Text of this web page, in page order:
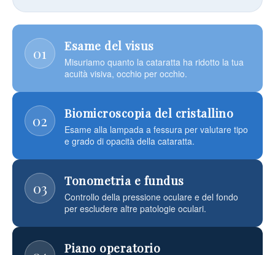
01 Esame del visus
Misuriamo quanto la cataratta ha ridotto la tua
acuità visiva, occhio per occhio.
02 Biomicroscopia del cristallino
Esame alla lampada a fessura per valutare tipo
e grado di opacità della cataratta.
03 Tonometria e fundus
Controllo della pressione oculare e del fondo
per escludere altre patologie oculari.
Piano operatorio